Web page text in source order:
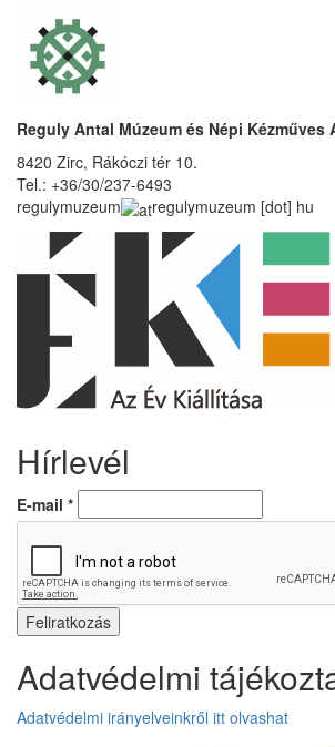
Reguly Antal Múzeum és Népi Kézműves
8420 Zirc, Rákóczi tér 10.
Tel.: +36/30/237-6493
regulymuzeum
regulymuzeum [dot] hu
Hírlevél
E-mail *
Adatvédelmi
Adatvédelmi irányelveinkről itt olvashat